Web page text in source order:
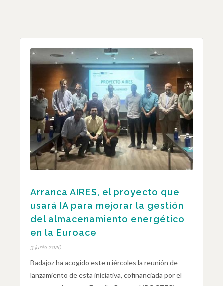
Arranca AIRES, el proyecto que
usará IA para mejorar la gestión
del almacenamiento energético
en la Euroace
3 junio 2026
Badajoz ha acogido este miércoles la reunión de
lanzamiento de esta iniciativa, cofinanciada por el